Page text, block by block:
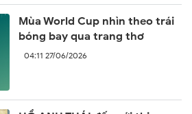
Mùa World Cup nhìn theo trái
bóng bay qua trang thơ
04:11 27/06/2026